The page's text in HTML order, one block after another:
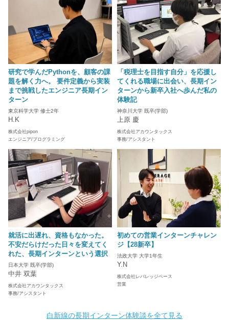
研究で学んだPythonを、顧客の課
題を解く力へ。 要件定義から実装
まで挑戦したエンジニア長期イン
ターン
東京科学大学 修士2年
H.K
株式会社pipon
エンジニア/プログラミング
「税理士を目指す自分」を応援し
てくれる職場に出会い、長期イン
ターンから新卒入社へ歩んだ私の
体験記
神奈川大学 既卒(学部)
上原 慶
株式会社アカウンタックス
事務/アシスタント
就活に出遅れ、資格もなかった。
不安だらけだった日々を変えてく
れた、長期インターンという選択
日本大学 既卒(学部)
中井 双葉
株式会社アカウンタックス
事務/アシスタント
初めての営業インターンチャレン
ジ【28新卒】
法政大学 大学1年生
Y.N
株式会社レバレッジベース
営業
白新線の長期インターン体験談を全て見る